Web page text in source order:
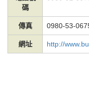
碼
傳真 0980-53-
網址 http://